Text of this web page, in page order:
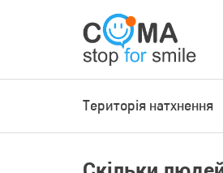
Територія натхнення